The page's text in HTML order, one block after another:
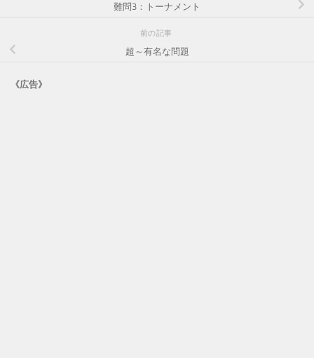
難問3：トーナメント
前の記事
超～有名な問題
《広告》